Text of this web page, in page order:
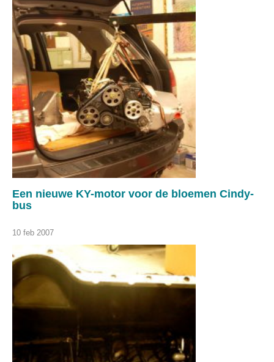
Een nieuwe KY-motor voor de bloemen Cindy-
bus
10 feb 2007